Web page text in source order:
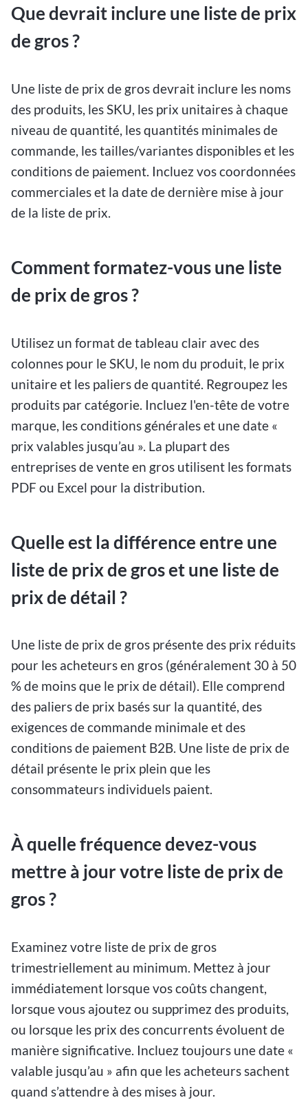
Que devrait inclure une liste de prix
de gros ?
Une liste de prix de gros devrait inclure les noms
des produits, les SKU, les prix unitaires à chaque
niveau de quantité, les quantités minimales de
commande, les tailles/variantes disponibles et les
conditions de paiement. Incluez vos coordonnées
commerciales et la date de dernière mise à jour
de la liste de prix.
Comment formatez-vous une liste
de prix de gros ?
Utilisez un format de tableau clair avec des
colonnes pour le SKU, le nom du produit, le prix
unitaire et les paliers de quantité. Regroupez les
produits par catégorie. Incluez l'en-tête de votre
marque, les conditions générales et une date «
prix valables jusqu’au ». La plupart des
entreprises de vente en gros utilisent les formats
PDF ou Excel pour la distribution.
Quelle est la différence entre une
liste de prix de gros et une liste de
prix de détail ?
Une liste de prix de gros présente des prix réduits
pour les acheteurs en gros (généralement 30 à 50
% de moins que le prix de détail). Elle comprend
des paliers de prix basés sur la quantité, des
exigences de commande minimale et des
conditions de paiement B2B. Une liste de prix de
détail présente le prix plein que les
consommateurs individuels paient.
À quelle fréquence devez-vous
mettre à jour votre liste de prix de
gros ?
Examinez votre liste de prix de gros
trimestriellement au minimum. Mettez à jour
immédiatement lorsque vos coûts changent,
lorsque vous ajoutez ou supprimez des produits,
ou lorsque les prix des concurrents évoluent de
manière significative. Incluez toujours une date «
valable jusqu’au » afin que les acheteurs sachent
quand s’attendre à des mises à jour.